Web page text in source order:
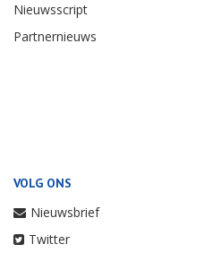
Nieuwsscript
Partnernieuws
VOLG ONS
Nieuwsbrief
Twitter